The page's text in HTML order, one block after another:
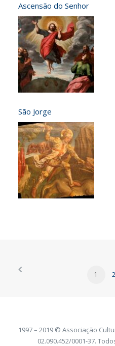
Ascensão do Senhor
São Jorge
1 2
1997 – 2019 © Associação
02.090.452/0001-37.